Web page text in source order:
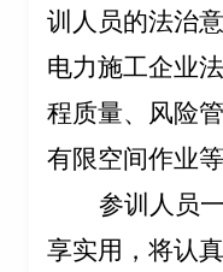
训人员的法治
电力施工企业
程质量、风险
有限空间作业
参训 人 员
享实用，将认